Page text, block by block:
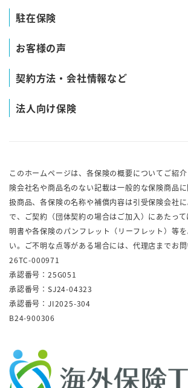
駐在保険
お客様の声
契約方法・会社情報など
法人向け保険
このホームページは、各保険の概要についてご紹
険会社名や商品名のない記載は一般的な保険商品
扱商品、各保険の名称や補償内容は引受保険会社
で、ご契約（団体契約の場合はご加入）にあたっ
明書や各保険のパンフレット（リーフレット）等
い。ご不明な点等がある場合には、代理店までお問
26TC-000971
承認番号：25G051
承認番号：SJ24-04323
承認番号：JI2025-304
B24-900306